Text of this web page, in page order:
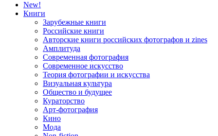
New!
Книги
Зарубежные книги
Российские книги
Авторские книги российских фотографов и zines
Амплитуда
Современная фотография
Современное искусство
Теория фотографии и искусства
Визуальная культура
Общество и будущее
Кураторство
Арт-фотография
Кино
Мода